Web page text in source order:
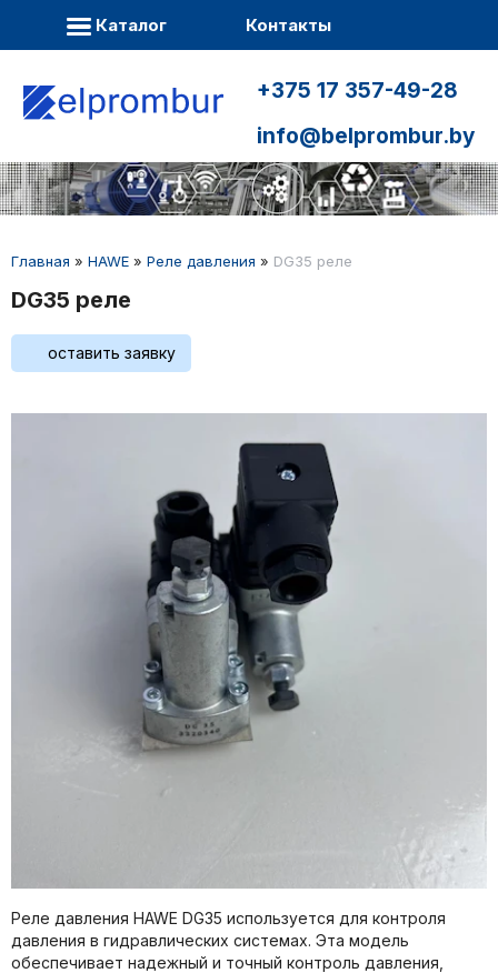
Каталог Контакты
+375 17 357-49-28
info@belprombur.by
Главная » HAWE » Реле давления » DG35 реле
DG35 реле
оставить заявку
Реле давления HAWE DG35 используется для контроля
давления в гидравлических системах. Эта модель
обеспечивает надежный и точный контроль давления,